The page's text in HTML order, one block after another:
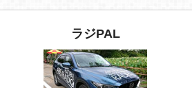
ラジPAL